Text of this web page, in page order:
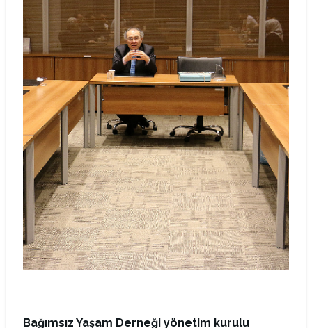
Bağımsız Yaşam Derneği yönetim kurulu